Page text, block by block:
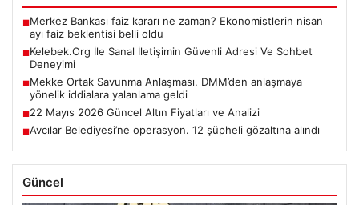
■Merkez Bankası faiz kararı ne zaman? Ekonomistlerin nisan
ayı faiz beklentisi belli oldu
■Kelebek.Org İle Sanal İletişimin Güvenli Adresi Ve Sohbet
Deneyimi
■Mekke Ortak Savunma Anlaşması. DMM’den anlaşmaya
yönelik iddialara yalanlama geldi
■22 Mayıs 2026 Güncel Altın Fiyatları ve Analizi
■Avcılar Belediyesi’ne operasyon. 12 şüpheli gözaltına alındı
Güncel